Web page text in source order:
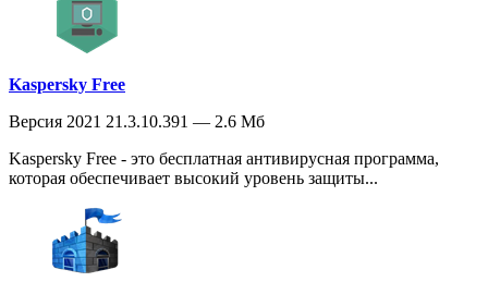
Kaspersky Free
Версия 2021 21.3.10.391 — 2.6 Мб
Kaspersky Free - это бесплатная антивирусная программа,
которая обеспечивает высокий уровень защиты...